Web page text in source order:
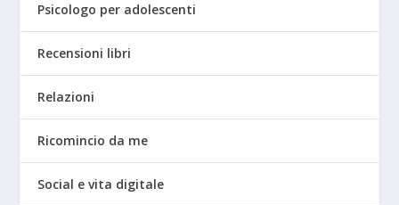
Psicologo per adolescenti
Recensioni libri
Relazioni
Ricomincio da me
Social e vita digitale